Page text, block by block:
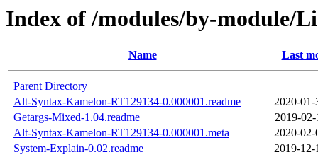
Index of /modules/by-module/
Name Last
Parent Directory
Alt-Syntax-Kamelon-RT129134-0.000001.readme
2020-01-
Getargs-Mixed-1.04.readme
2019-
Alt-Syntax-Kamelon-RT129134-0.000001.meta
2020-02-
System-Explain-0.02.readme
2019-12-